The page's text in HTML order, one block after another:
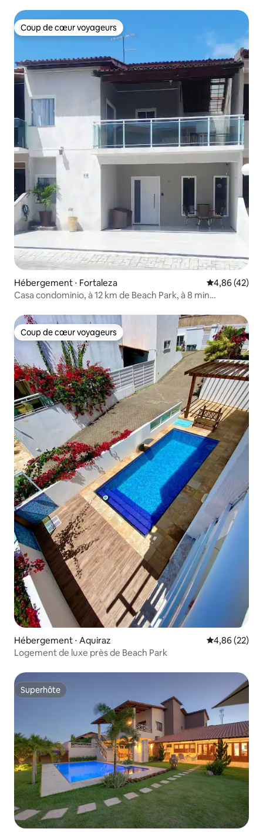
Coup de cœur voyageurs
Coup de cœur voyageurs
Hébergement ⋅ Fortaleza Évaluation
4,86 (42)
Casa condominio, à 12 km de Beach Park, à 8 min
Coup de cœur voyageurs
Coup de cœur voyageurs
Hébergement ⋅ Aquiraz Évaluation
4,86 (22)
Logement de luxe près de Beach Park
Superhôte
Superhôte